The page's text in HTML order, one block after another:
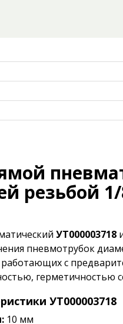
резьбой
УТ000003718
пневмотрубок
работающих с
герметичностью
УТ000003718
10 мм